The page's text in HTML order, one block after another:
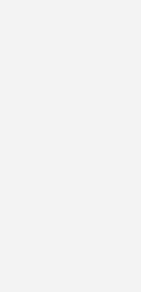
mit dem SBZ
Sie regelmäßig von uns
Neuigkeiten, gebündelt und